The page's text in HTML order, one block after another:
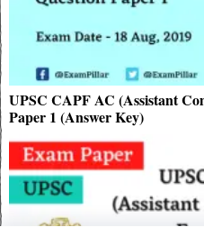
UPSC CAPF AC (Assistant
Paper 1 (Answer Key)